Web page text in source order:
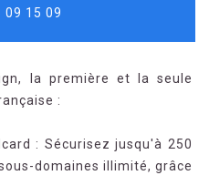
09 15 09
la première et la seule
:
: Sécurisez jusqu'à 250
domaines illimité, grâce